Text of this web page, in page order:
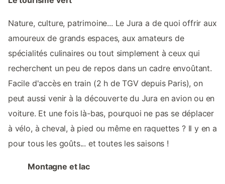
Nature, culture, patrimoine... Le Jura a de quoi offrir aux
amoureux de grands espaces, aux amateurs de
spécialités culinaires ou tout simplement à ceux qui
recherchent un peu de repos dans un cadre envoûtant.
Facile d'accès en train (2 h de TGV depuis Paris), on
peut aussi venir à la découverte du Jura en avion ou en
voiture. Et une fois là-bas, pourquoi ne pas se déplacer
à vélo, à cheval, à pied ou même en raquettes ? Il y en a
pour tous les goûts... et toutes les saisons !
Montagne et lac